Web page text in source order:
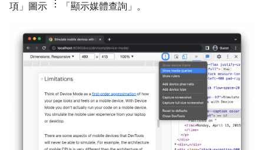
項」圖示
「顯示媒體查詢」 。